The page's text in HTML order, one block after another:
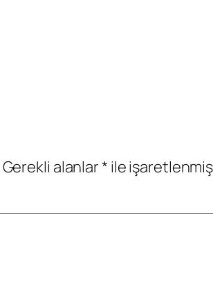
Gerekli alanlar* ile